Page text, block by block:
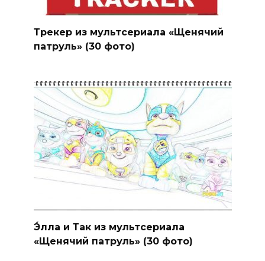
Трекер из мультсериала «Щенячий
патруль» (30 фото)
Э́лла и Так из мультсериала
«Щенячий патруль» (30 фото)